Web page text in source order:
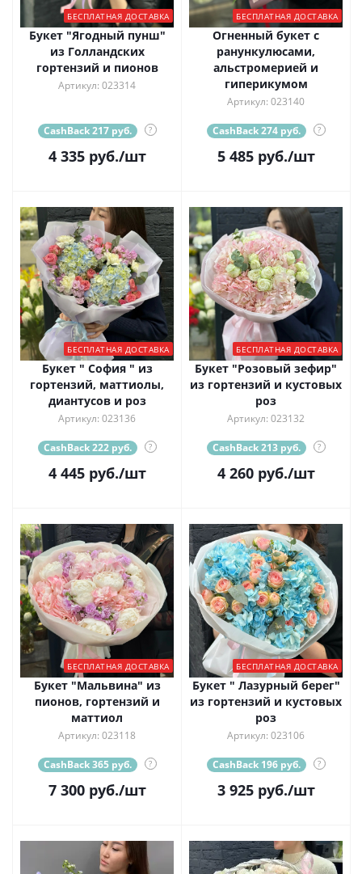
БЕСПЛАТНАЯ ДОСТАВКА
Букет "Ягодный пунш"
из Голландских
гортензий и пионов
Артикул: 023314
CashBack 217 руб. ?
4 335руб./шт
БЕСПЛАТНАЯ ДОСТАВКА
Огненный букет с
ранункулюсами,
альстромерией и
гиперикумом
Артикул: 023140
CashBack 274 руб. ?
5 485руб./шт
БЕСПЛАТНАЯ ДОСТАВКА
Букет " София " из
гортензий, маттиолы,
диантусов и роз
Артикул: 023136
CashBack 222 руб. ?
4 445руб./шт
БЕСПЛАТНАЯ ДОСТАВКА
Букет "Розовый зефир"
из гортензий и кустовых
роз
Артикул: 023132
CashBack 213 руб. ?
4 260руб./шт
БЕСПЛАТНАЯ ДОСТАВКА
Букет "Мальвина" из
пионов, гортензий и
маттиол
Артикул: 023118
CashBack 365 руб. ?
7 300руб./шт
БЕСПЛАТНАЯ ДОСТАВКА
Букет " Лазурный берег"
из гортензий и кустовых
роз
Артикул: 023106
CashBack 196 руб. ?
3 925руб./шт